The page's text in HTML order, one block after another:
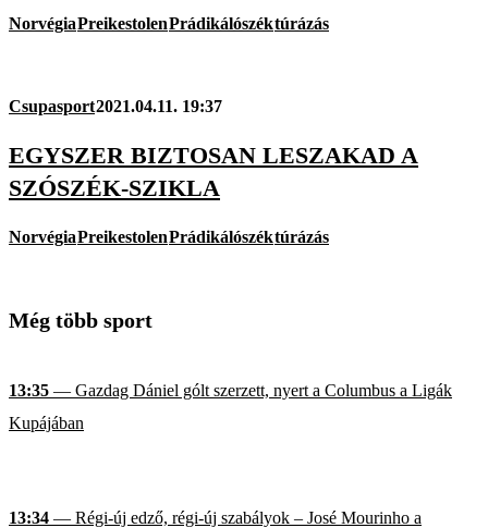
NorvégiaPreikestolenPrádikálószéktúrázás
Csupasport2021.04.11. 19:37
EGYSZER BIZTOSAN LESZAKAD A
SZÓSZÉK-SZIKLA
NorvégiaPreikestolenPrádikálószéktúrázás
Még több sport
13:35 — Gazdag Dániel gólt szerzett, nyert a Columbus a Ligák
Kupájában
13:34 — Régi-új edző, régi-új szabályok – José Mourinho a